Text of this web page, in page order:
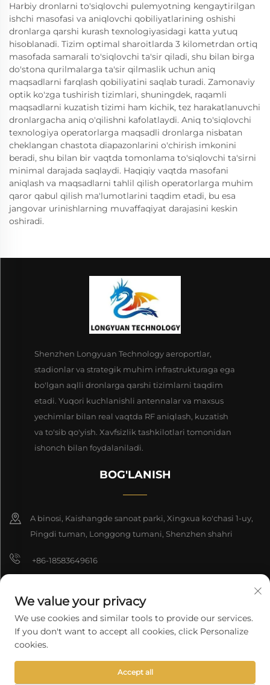
Harbiy dronlarni to'siqlovchi pulemyotning kengaytirilgan
ishchi masofasi va aniqlovchi qobiliyatlarining oshishi
dronlarga qarshi kurash texnologiyasidagi katta yutuq
hisoblanadi. Tizim optimal sharoitlarda 3 kilometrdan ortiq
masofada samarali to'siqlovchi ta'sir qiladi, shu bilan birga
do'stona qurilmalarga ta'sir qilmaslik uchun aniq
maqsadlarni farqlash qobiliyatini saqlab turadi. Zamonaviy
optik ko'zga tushirish tizimlari, shuningdek, raqamli
maqsadlarni kuzatish tizimi ham kichik, tez harakatlanuvchi
dronlargacha aniq o'qilishni kafolatlaydi. Aniq to'siqlovchi
texnologiya operatorlarga maqsadli dronlarga nisbatan
cheklangan chastota diapazonlarini o'chirish imkonini
beradi, shu bilan bir vaqtda tomonlama to'siqlovchi ta'sirni
minimal darajada saqlaydi. Haqiqiy vaqtda masofani
aniqlash va maqsadlarni tahlil qilish operatorlarga muhim
qaror qabul qilish ma'lumotlarini taqdim etadi, bu esa
jangovar urinishlarning muvaffaqiyat darajasini keskin
oshiradi.
Shenzhen Longyuan Technology aeroportlar,
stadionlar va strategik muhim infrastrukturaga ega
bo'lgan aqlli dronlarga qarshi tizimlarni taqdim
etadi. Yuqori kuchlanishli antennalar va maxsus
yechimlar bilan real vaqtda RF aniqlash, kuzatish
va to'sib qo'yish. Xavfsizlik tashkilotlari tomonidan
ishonch bilan foydalaniladi.
BOG'LANISH
A binosi, Kaishangde sanoat parki, Xingxua ko'chasi 1-uy,
Pingdi tuman, Longgong tumani, Shenzhen shahri
+86-18583649616
8618165761396
Nashr huquqi 2025 Shenzhen Longyuan Texnologiya Kompaniyasi
cheklangan. Barcha huquqlar himoyalangan.
We value your privacy
We use cookies and similar tools to provide our services.
If you don't want to accept all cookies, click Personalize
cookies.
Accept all